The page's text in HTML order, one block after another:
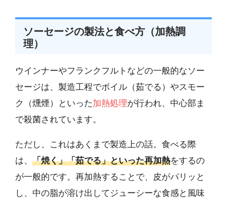
ソーセージの製法と食べ方（加熱調
理）
ウインナーやフランクフルトなどの一般的なソー
セージは、製造工程でボイル（茹でる）やスモー
ク（燻煙）といった加熱処理が行われ、中心部ま
で殺菌されています。
ただし、これはあくまで製造上の話。食べる際
は、 「焼く」「茹でる」といった再加熱をするの
が一般的です。再加熱することで、皮がパリッと
し、中の脂が溶け出してジューシーな食感と風味